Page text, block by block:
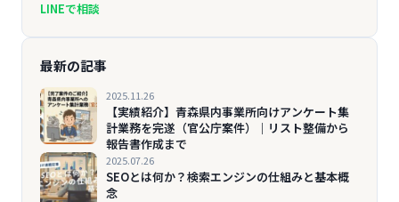
LINEで相談
最新の記事
2025.11.26
【実績紹介】青森県内事業所向けアンケート集
計業務を完遂（官公庁案件）｜リスト整備から
報告書作成まで
2025.07.26
SEOとは何か？検索エンジンの仕組みと基本概
念